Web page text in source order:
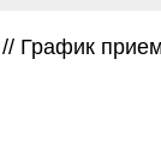
// График